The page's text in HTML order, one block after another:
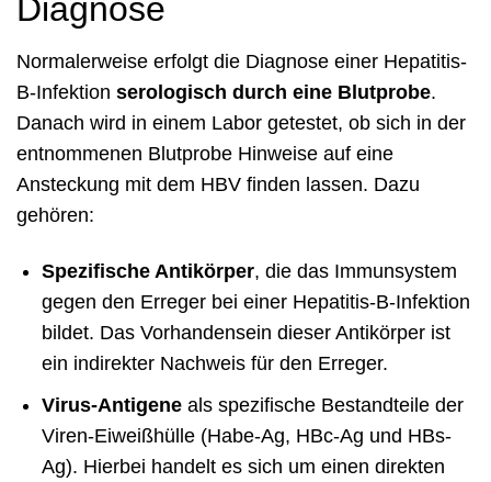
Diagnose
Normalerweise erfolgt die Diagnose einer Hepatitis-
B-Infektion serologisch durch eine Blutprobe.
Danach wird in einem Labor getestet, ob sich in der
entnommenen Blutprobe Hinweise auf eine
Ansteckung mit dem HBV finden lassen. Dazu
gehören:
Spezifische Antikörper, die das Immunsystem
gegen den Erreger bei einer Hepatitis-B-Infektion
bildet. Das Vorhandensein dieser Antikörper ist
ein indirekter Nachweis für den Erreger.
Virus-Antigeneals spezifische Bestandteile der
Viren-Eiweißhülle (Habe-Ag, HBc-Ag und HBs-
Ag). Hierbei handelt es sich um einen direkten